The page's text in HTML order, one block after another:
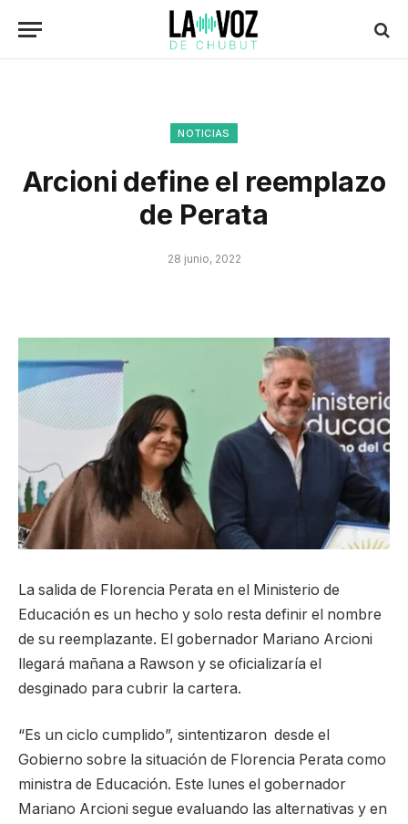
NOTICIAS
Arcioni define el reemplazo
de Perata
28 junio, 2022
La salida de Florencia Perata en el Ministerio de
Educación es un hecho y solo resta definir el nombre
de su reemplazante. El gobernador Mariano Arcioni
llegará mañana a Rawson y se oficializaría el
desginado para cubrir la cartera.
“Es un ciclo cumplido”, sintentizaron desde el
Gobierno sobre la situación de Florencia Perata como
ministra de Educación. Este lunes el gobernador
Mariano Arcioni segue evaluando las alternativas y en